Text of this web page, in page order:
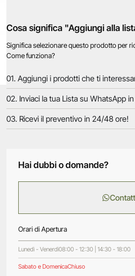
Cosa significa "Aggiungi alla
Significa selezionare questo prodotto per
Come funziona?
01. Aggiungi i prodotti che ti
02. Inviaci la tua Lista su WhatsApp
03. Ricevi il preventivo in 24/48 ore!
Hai dubbi o domande?
Orari di Apertura
Lunedì - Venerdì08:00 - 12:30 | 14:30 - 18:00
Sabato e DomenicaChiuso